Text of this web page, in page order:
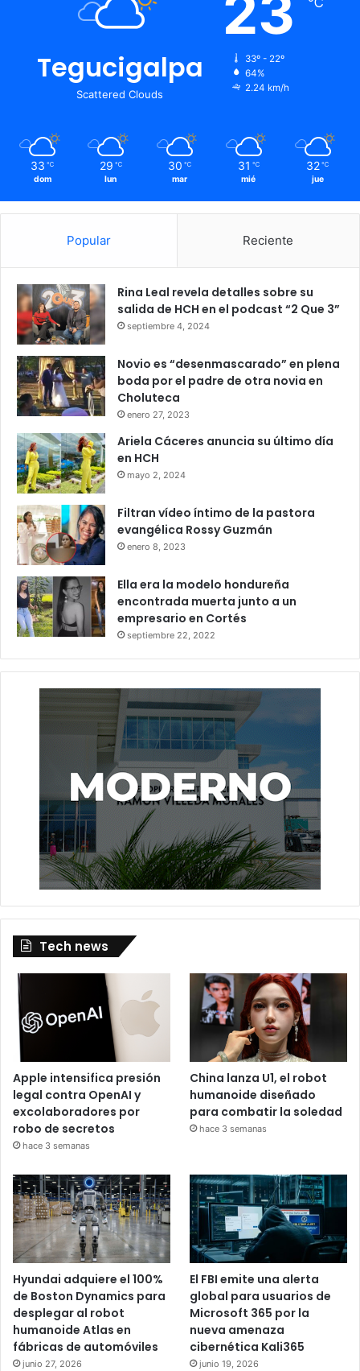
Tegucigalpa
Scattered Clouds
33º - 22º
64%
2.24 km/h
33 ℃
dom
29 ℃
lun
30 ℃
mar
31 ℃
mié
32 ℃
jue
Popular Reciente
Rina Leal revela detalles sobre su
salida de HCH en el podcast “2 Que 3”
septiembre 4, 2024
Novio es “desenmascarado” en plena
boda por el padre de otra novia en
Choluteca
enero 27, 2023
Ariela Cáceres anuncia su último día
en HCH
mayo 2, 2024
Filtran vídeo íntimo de la pastora
evangélica Rossy Guzmán
enero 8, 2023
Ella era la modelo hondureña
encontrada muerta junto a un
empresario en Cortés
septiembre 22, 2022
Tech news
Apple intensifica presión
legal contra OpenAI y
excolaboradores por
robo de secretos
hace 3 semanas
China lanza U1, el robot
humanoide diseñado
para combatir la soledad
hace 3 semanas
Hyundai adquiere el 100%
de Boston Dynamics para
desplegar al robot
humanoide Atlas en
fábricas de automóviles
junio 27, 2026
El FBI emite una alerta
global para usuarios de
Microsoft 365 por la
nueva amenaza
cibernética Kali365
junio 19, 2026